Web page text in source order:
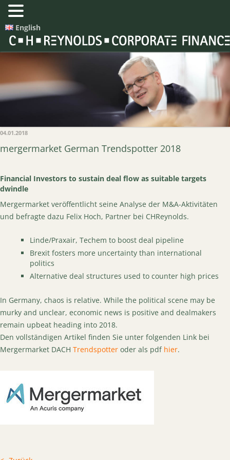
English
04.01.2018
mergermarket German Trendspotter 2018
Financial Investors to sustain deal flow as suitable targets
dwindle
Mergermarket veröffentlicht seine Analyse der M&A-Aktivitäten
und befragte dazu Felix Hoch, Partner bei CHReynolds.
Linde/Praxair, Techem to boost deal pipeline
Brexit fosters more uncertainty than international
politics
Alternative deal structures used to counter high prices
In Germany, chaos is relative. While the political scene may be
murky and unclear, economic news is positive and dealmakers
remain upbeat heading into 2018.
Den vollständigen Artikel finden Sie unter folgenden Link bei
Mergermarket DACH Trendspotter oder als pdf hier.